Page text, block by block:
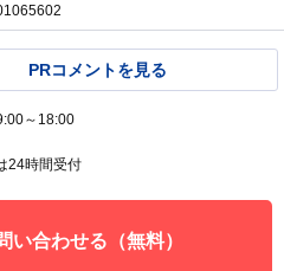
PRコメントを見る
～18:00
24時間受付
い合わせる（無料）